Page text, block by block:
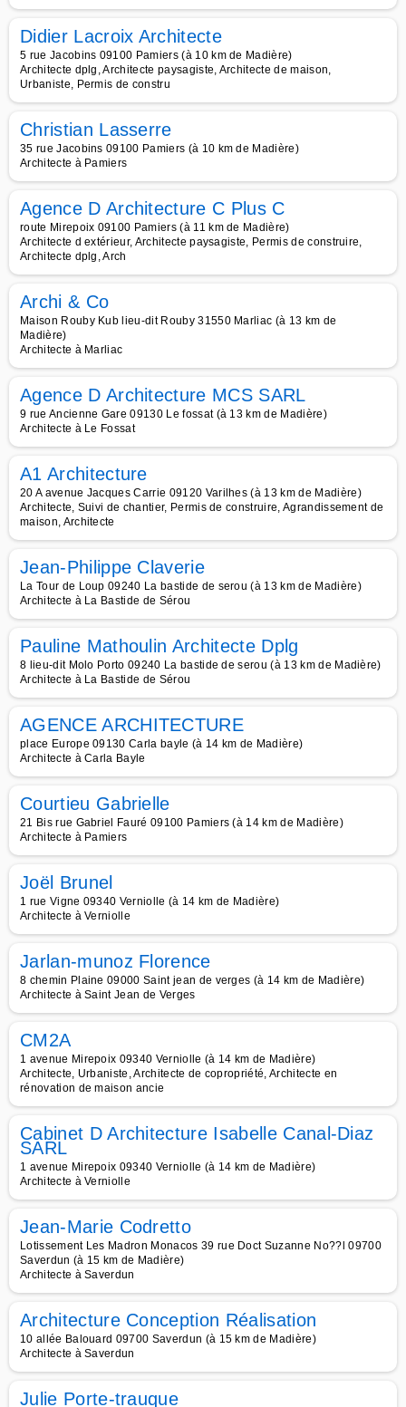
Didier Lacroix Architecte
5 rue Jacobins 09100 Pamiers (à 10 km de Madière)
Architecte dplg, Architecte paysagiste, Architecte de maison,
Urbaniste, Permis de constru
Christian Lasserre
35 rue Jacobins 09100 Pamiers (à 10 km de Madière)
Architecte à Pamiers
Agence D Architecture C Plus C
route Mirepoix 09100 Pamiers (à 11 km de Madière)
Architecte d extérieur, Architecte paysagiste, Permis de construire,
Architecte dplg, Arch
Archi & Co
Maison Rouby Kub lieu-dit Rouby 31550 Marliac (à 13 km de
Madière)
Architecte à Marliac
Agence D Architecture MCS SARL
9 rue Ancienne Gare 09130 Le fossat (à 13 km de Madière)
Architecte à Le Fossat
A1 Architecture
20 A avenue Jacques Carrie 09120 Varilhes (à 13 km de Madière)
Architecte, Suivi de chantier, Permis de construire, Agrandissement de
maison, Architecte
Jean-Philippe Claverie
La Tour de Loup 09240 La bastide de serou (à 13 km de Madière)
Architecte à La Bastide de Sérou
Pauline Mathoulin Architecte Dplg
8 lieu-dit Molo Porto 09240 La bastide de serou (à 13 km de Madière)
Architecte à La Bastide de Sérou
AGENCE ARCHITECTURE
place Europe 09130 Carla bayle (à 14 km de Madière)
Architecte à Carla Bayle
Courtieu Gabrielle
21 Bis rue Gabriel Fauré 09100 Pamiers (à 14 km de Madière)
Architecte à Pamiers
Joël Brunel
1 rue Vigne 09340 Verniolle (à 14 km de Madière)
Architecte à Verniolle
Jarlan-munoz Florence
8 chemin Plaine 09000 Saint jean de verges (à 14 km de Madière)
Architecte à Saint Jean de Verges
CM2A
1 avenue Mirepoix 09340 Verniolle (à 14 km de Madière)
Architecte, Urbaniste, Architecte de copropriété, Architecte en
rénovation de maison ancie
Cabinet D Architecture Isabelle Canal-Diaz
SARL
1 avenue Mirepoix 09340 Verniolle (à 14 km de Madière)
Architecte à Verniolle
Jean-Marie Codretto
Lotissement Les Madron Monacos 39 rue Doct Suzanne No??l 09700
Saverdun (à 15 km de Madière)
Architecte à Saverdun
Architecture Conception Réalisation
10 allée Balouard 09700 Saverdun (à 15 km de Madière)
Architecte à Saverdun
Julie Porte-trauque